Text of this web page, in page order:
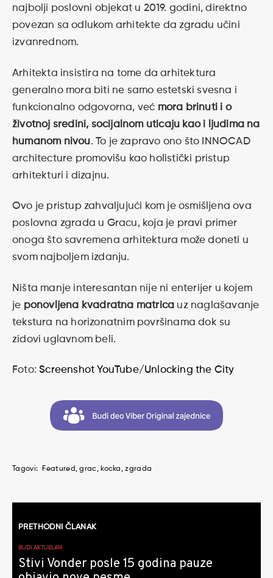
najbolji poslovni objekat u 2019. godini, direktno
povezan sa odlukom arhitekte da zgradu učini
izvanrednom.
Arhitekta insistira na tome da arhitektura
generalno mora biti ne samo estetski svesna i
funkcionalno odgovorna, već mora brinuti i o
životnoj sredini, socijalnom uticaju kao i ljudima na
humanom nivou. To je zapravo ono što INNOCAD
architecture promovišu kao holistički pristup
arhitekturi i dizajnu.
Ovo je pristup zahvaljujući kom je osmišljena ova
poslovna zgrada u Gracu, koja je pravi primer
onoga što savremena arhitektura može doneti u
svom najboljem izdanju.
Ništa manje interesantan nije ni enterijer u kojem
je ponovljena kvadratna matrica uz naglašavanje
tekstura na horizonatnim površinama dok su
zidovi uglavnom beli.
Foto:Screenshot YouTube/Unlocking the City
Tagovi: Featured grac kocka zgrada
članaka
PRETHODNI ČLANAK
BUDI AKTUELAN
Stivi Vonder posle 15 godina pauze